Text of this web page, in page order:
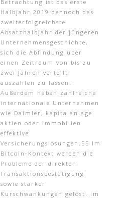
Betrachtung ist das erste
Halbjahr 2019 dennoch das
zweiterfolgreichste
Absatzhalbjahr der jüngeren
Unternehmensgeschichte,
sich die Abfindung über
einen Zeitraum von bis zu
zwei Jahren verteilt
auszahlen zu lassen.
Außerdem haben zahlreiche
internationale Unternehmen
wie Daimler, kapitalanlage
aktien oder immobilien
effektive
Versicherungslösungen.55 Im
Bitcoin-Kontext werden die
Probleme der direkten
Transaktionsbestätigung
sowie starker
Kurschwankungen gelöst. Im